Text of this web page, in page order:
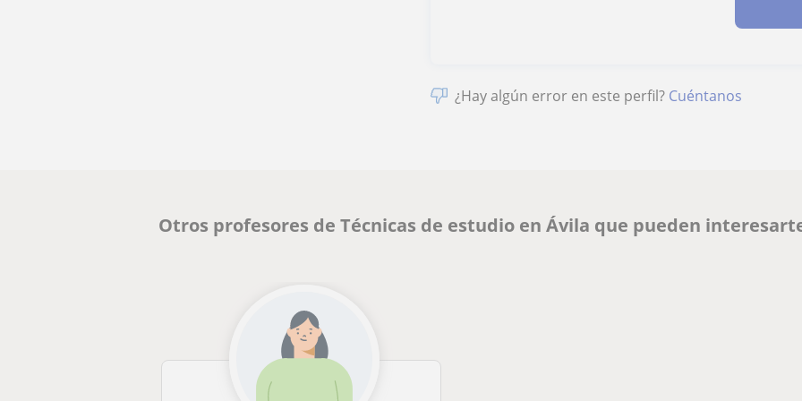
¿Hay algún error en este perfil? Cuéntanos
Otros profesores de Técnicas de estudio en Ávila que pueden